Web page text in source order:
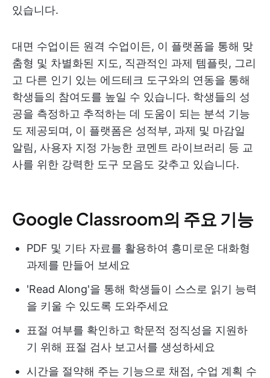
있습니다.
대면 수업이든 원격 수업이든, 이 플랫폼을 통해 맞
춤형 및 차별화된 지도, 직관적인 과제 템플릿, 그리
고 다른 인기 있는 에드테크 도구와의 연동을 통해
학생들의 참여도를 높일 수 있습니다. 학생들의 성
공을 측정하고 추적하는 데 도움이 되는 분석 기능
도 제공되며, 이 플랫폼은 성적부, 과제 및 마감일
알림, 사용자 지정 가능한 코멘트 라이브러리 등 교
사를 위한 강력한 도구 모음도 갖추고 있습니다.
Google Classroom의 주요 기능
PDF 및 기타 자료를 활용하여 흥미로운 대화형
과제를 만들어 보세요
'Read Along'을 통해 학생들이 스스로 읽기 능력
을 키울 수 있도록 도와주세요
표절 여부를 확인하고 학문적 정직성을 지원하
기 위해 표절 검사 보고서를 생성하세요
시간을 절약해 주는 기능으로 채점, 수업 계획 수